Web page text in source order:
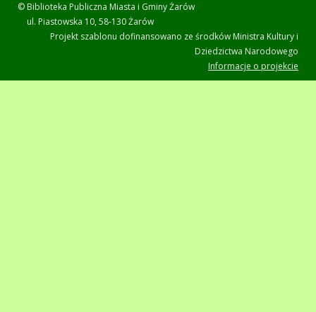
© Biblioteka Publiczna Miasta i Gminy Żarów
ul. Piastowska 10, 58-130 Żarów
Projekt szablonu dofinansowano ze środków Ministra Kultury i
Dziedzictwa Narodowego
Informacje o projekcie